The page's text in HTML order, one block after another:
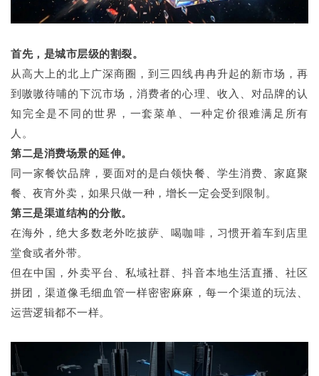
首先，是城市层级的割裂。
从高大上的北上广深商圈，到三四线冉冉升起的新市场，再
到嗷嗷待哺的下沉市场，消费者的心理、收入、对品牌的认
知完全是不同的世界，一套菜单、一种定价很难满足所有
人。
第二是消费场景的延伸。
同一家餐饮品牌，要面对的是白领快餐、学生消费、家庭聚
餐、夜宵外卖，如果只做一种，增长一定会受到限制。
第三是渠道结构的分散。
在海外，绝大多数老外吃披萨、喝咖啡，习惯开着车到店里
堂食或者外带。
但在中国，外卖平台、私域社群、抖音本地生活直播、社区
拼团，渠道像毛细血管一样密密麻麻，每一个渠道的玩法、
运营逻辑都不一样。